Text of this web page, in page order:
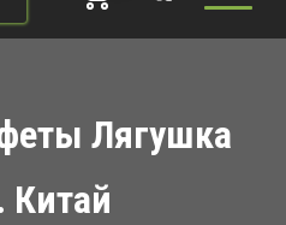
Лягушка
Китай